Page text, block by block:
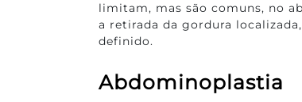
limitam, mas são comuns, no
a retirada da gordura
definido.
Abdominoplastia